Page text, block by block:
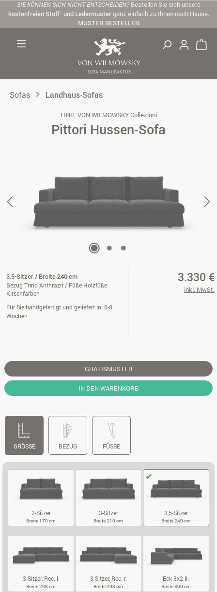
Zum Hauptinhalt springen
SIE KÖNNEN SICH NICHT ENTSCHEIDEN? Bestellen Sie sich unsere
kostenfreien Stoff- und Ledermusterganz einfach zu Ihnen nach Hause.
MUSTER BESTELLEN
Sofas Landhaus-Sofas
LINIE VON WILMOWSKY Collezioni
Pittori Hussen-Sofa
3,5-Sitzer / Breite 240 cm
Bezug Trino Anthrazit / Füße Holzfüße
Kirschfarben
Für Sie handgefertigt und geliefert in: 6-8
Wochen
3.330 €
inkl. MwSt.
GRATISMUSTER
IN DEN WARENKORB
GRÖSSE BEZUG FÜSSE
2-Sitzer
Breite 170 cm
3-Sitzer
Breite 210 cm
3,5-Sitzer
Breite 240 cm
3-Sitzer, Rec. l.
Breite 298 cm
3-Sitzer, Rec. r.
Breite 298 cm
Eck 3x2 li.
Breite 300 cm